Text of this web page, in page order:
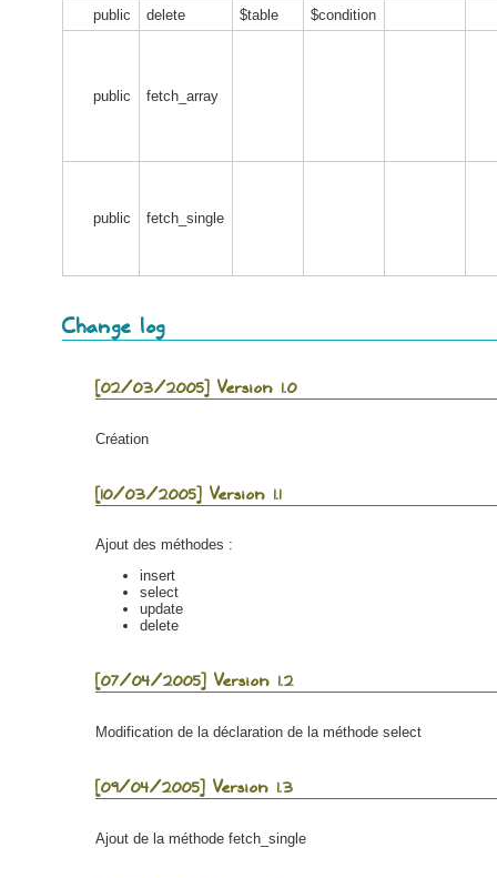
public
delete $table $condition
public fetch_array
public fetch_single
Change log
[02/03/2005] Version 1.0
Création
[10/03/2005] Version 1.1
Ajout des méthodes :
insert
select
update
delete
[07/04/2005] Version 1.2
Modification de la déclaration de la méthode select
[09/04/2005] Version 1.3
Ajout de la méthode fetch_single